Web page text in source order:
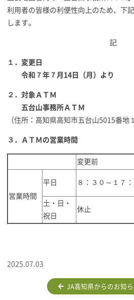
利用者の皆様の利便性向上のため、下
します。
記
１．変更日
令和７年７月14日（月）より
２．対象ＡＴＭ
五台山事務所ＡＴＭ
（住所：高知県高知市五台山5015番地
３．ＡＴＭの営業時間
変更前
営業時間
平日 ８：３０～１７：
土・日・
祝日
休止
2025.07.03
JA高知県からのお知ら